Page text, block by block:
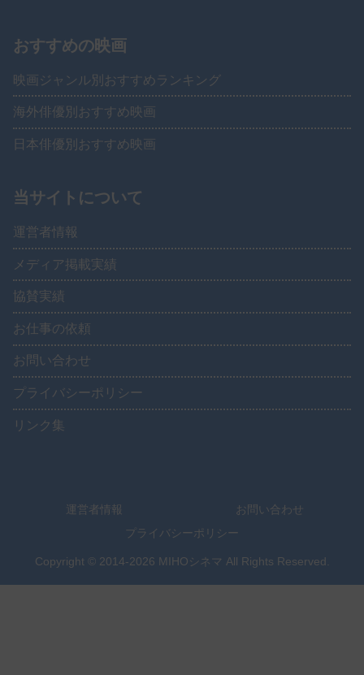
おすすめの映画
映画ジャンル別おすすめランキング
海外俳優別おすすめ映画
日本俳優別おすすめ映画
当サイトについて
運営者情報
メディア掲載実績
協賛実績
お仕事の依頼
お問い合わせ
プライバシーポリシー
リンク集
運営者情報
お問い合わせ
プライバシーポリシー
Copyright © 2014-2026 MIHOシネマ All Rights Reserved.